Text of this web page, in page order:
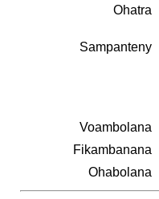
Ohatra
Sampanteny
Voambolana
Fikambanana
Ohabolana